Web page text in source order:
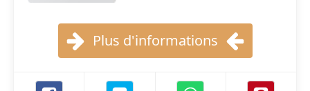
Plus d'informations